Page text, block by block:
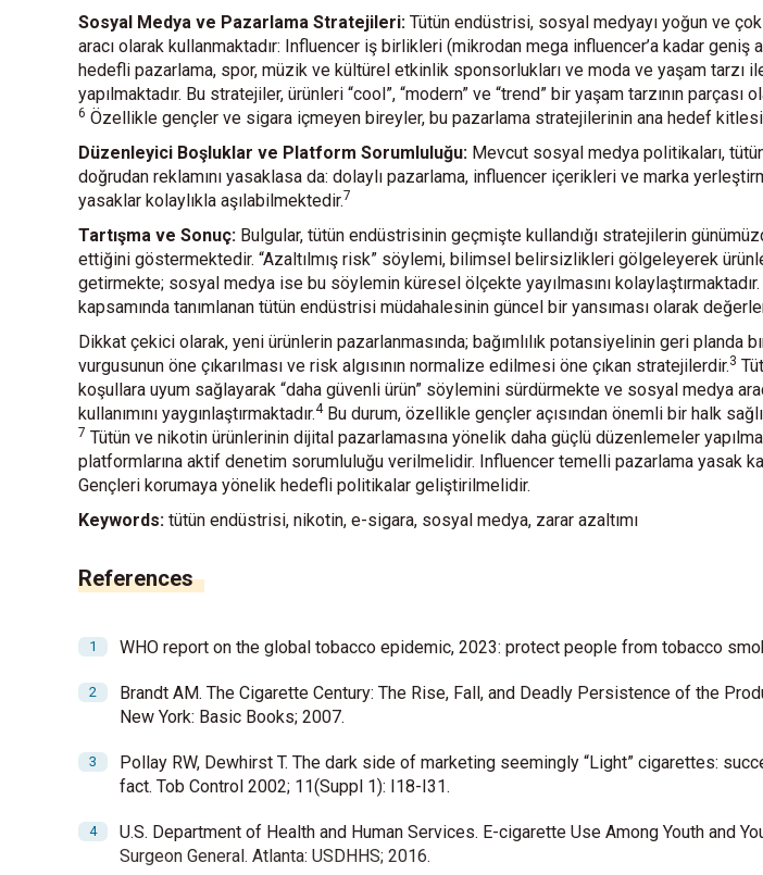
Sosyal Medya ve Pazarlama Stratejileri: Tütün endüstrisi, sosyal medyayı yoğun ve
aracı olarak kullanmaktadır: Influencer iş birlikleri (mikrodan mega influencer’a kadar geniş
hedefli pazarlama, spor, müzik ve kültürel etkinlik sponsorlukları ve moda ve yaşam tarzı
yapılmaktadır. Bu stratejiler, ürünleri “cool”, “modern” ve “trend” bir yaşam tarzının parçası
6 Özellikle gençler ve sigara içmeyen bireyler, bu pazarlama stratejilerinin ana hedef kitlesi
Düzenleyici Boşluklar ve Platform Sorumluluğu: Mevcut sosyal medya politikaları,
doğrudan reklamını yasaklasa da: dolaylı pazarlama, influencer içerikleri ve marka
yasaklar kolaylıkla aşılabilmektedir.7
Tartışma ve Sonuç: Bulgular, tütün endüstrisinin geçmişte kullandığı stratejilerin
ettiğini göstermektedir. “Azaltılmış risk” söylemi, bilimsel belirsizlikleri gölgeleyerek
getirmekte; sosyal medya ise bu söylemin küresel ölçekte yayılmasını kolaylaştırmaktadır.
kapsamında tanımlanan tütün endüstrisi müdahalesinin güncel bir yansıması olarak
Dikkat çekici olarak, yeni ürünlerin pazarlanmasında; bağımlılık potansiyelinin geri planda
vurgusunun öne çıkarılması ve risk algısının normalize edilmesi öne çıkan stratejilerdir.3
koşullara uyum sağlayarak “daha güvenli ürün” söylemini sürdürmekte ve sosyal medya
kullanımını yaygınlaştırmaktadır.4Bu durum, özellikle gençler açısından önemli bir halk
7 Tütün ve nikotin ürünlerinin dijital pazarlamasına yönelik daha güçlü düzenlemeler
platformlarına aktif denetim sorumluluğu verilmelidir. Influencer temelli pazarlama yasak
Gençleri korumaya yönelik hedefli politikalar geliştirilmelidir.
Keywords: tütün endüstrisi, nikotin, e-sigara, sosyal medya, zarar azaltımı
References
WHO report on the global tobacco epidemic, 2023: protect people from tobacco
Brandt AM. The Cigarette Century: The Rise, Fall, and Deadly Persistence of the
New York: Basic Books; 2007.
Pollay RW, Dewhirst T. The dark side of marketing seemingly “Light” cigarettes:
fact. Tob Control 2002; 11(Suppl 1): I18-I31.
U.S. Department of Health and Human Services. E-cigarette Use Among Youth and
Surgeon General. Atlanta: USDHHS; 2016.